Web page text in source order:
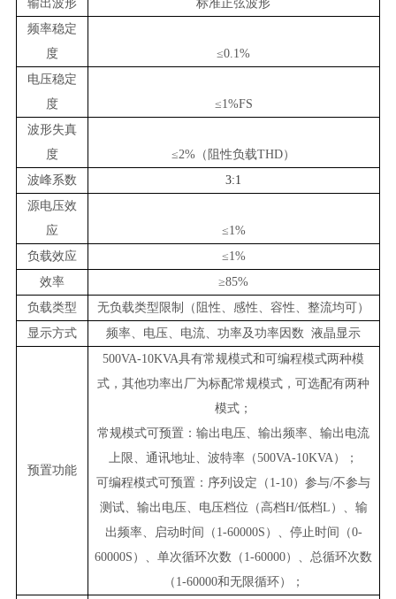
输出波形
标准正弦波形
频率稳定
度
≤0.1%
电压稳定
度
≤1%FS
波形失真
度
≤2%（阻性负载THD）
波峰系数
3:1
源电压效
应
≤1%
负载效应
≤1%
效率
≥85%
负载类型
无负载类型限制（阻性、感性、容性、整流均可）
显示方式
频率、电压、电流、功率及功率因数 液晶显示
预置功能
500VA-10KVA具有常规模式和可编程模式两种模
式，其他功率出厂为标配常规模式，可选配有两种
模式；
常规模式可预置：输出电压、输出频率 、输出电流
上限 、通讯地址、波特率（500VA-10KVA）；
可编程模式可预置：序列设定（1-10）参与/不参与
测试、输出电压、电压档位（高档H/低档L）、输
出频率、启动时间（1-60000S）、停止时间（0-
60000S）、单次循环次数（1-60000）、总循环次数
（1-60000和无限循环）；